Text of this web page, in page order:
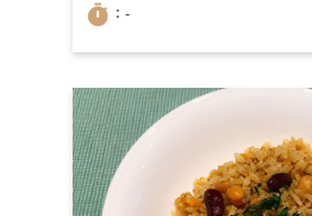
timer ：-